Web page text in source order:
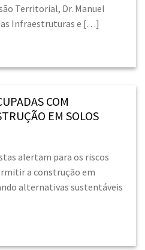
Territorial, Dr. Manuel
Infraestruturas e […]
COM
EM SOLOS
alertam para os riscos
a construção em
alternativas sustentáveis